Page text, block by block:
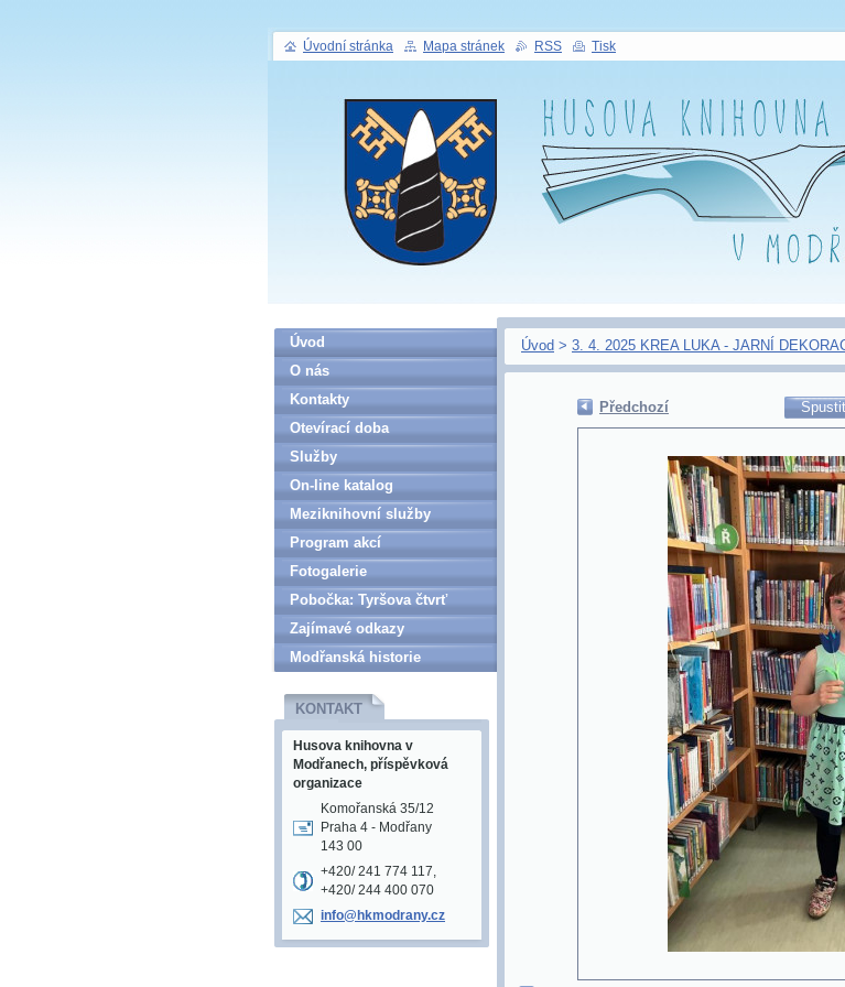
Úvod > 3. 4. 2025 KREA LUKA - JARNÍ
Předchozí
Úvod
O nás
Kontakty
Otevírací doba
Služby
On-line katalog
Meziknihovní služby
Program akcí
Fotogalerie
Pobočka: Tyršova čtvrť
Zajímavé odkazy
Modřanská historie
KONTAKT
Husova knihovna v
Modřanech, příspěvková
organizace
Komořanská 35/12
Praha 4 - Modřany
143 00
+420/ 241 774 117,
+420/ 244 400 070
info@hkmodrany.cz
Úvodní stránka Mapa stránek RSS Tisk